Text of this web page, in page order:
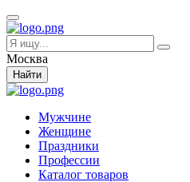
Москва
Найти
Мужчине
Женщине
Праздники
Профессии
Каталог товаров